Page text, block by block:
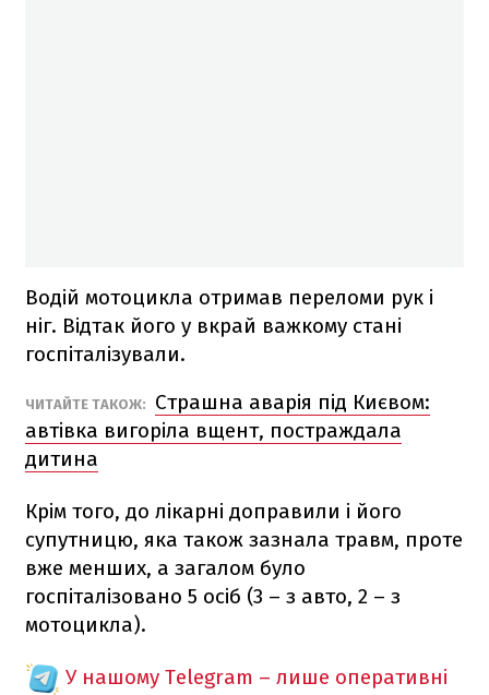
Водій мотоцикла отримав переломи рук і
ніг. Відтак його у вкрай важкому стані
госпіталізували.
ЧИТАЙТЕ ТАКОЖ:
Страшна аварія під Києвом:
автівка вигоріла вщент, постраждала
дитина
Крім того, до лікарні доправили і його
супутницю, яка також зазнала травм, проте
вже менших, а загалом було
госпіталізовано 5 осіб (3 – з авто, 2 – з
мотоцикла).
У нашому Telegram – лише оперативні